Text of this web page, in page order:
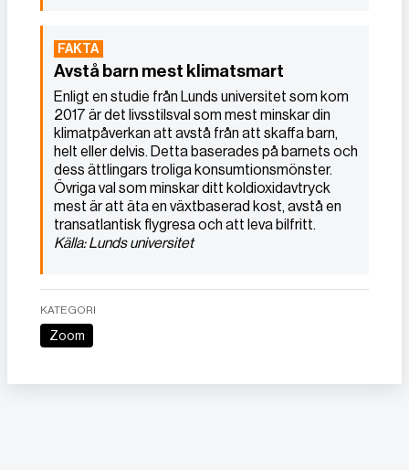
Avstå barn mest klimatsmart
Enligt en studie från Lunds universitet som kom
2017 är det livsstilsval som mest minskar din
klimatpåverkan att avstå från att skaffa barn,
helt eller delvis. Detta baserades på barnets och
dess ättlingars troliga konsumtionsmönster.
Övriga val som minskar ditt koldioxidavtryck
mest är att äta en växtbaserad kost, avstå en
transatlantisk flygresa och att leva bilfritt.
Källa: Lunds universitet
KATEGORI
Zoom